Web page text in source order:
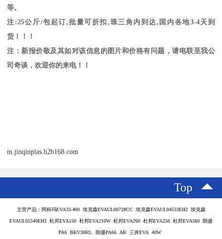
等。
注 :25公斤/包起订,批量可折扣, 珠三角内到达, 国内各地3-4天到
货！！！
注：新报价敬及其如对该信息的图片和价格有问题，请电联至我公
司奇谈，欢迎你的来电！！
m.jinqinplas.b2b168.com
Top
主营产品：阿科玛EVA33-400 埃克森EVAUL00728CC 埃克森EVAUL04533EH2 埃克森
EVAUL05540EH2 杜邦EVA150 杜邦EVA210W 杜邦EVA260 杜邦EVA250 杜邦EVA560 朗盛
PA6 BKV30H1. 朗盛PA66 AK 三井EVA 40W